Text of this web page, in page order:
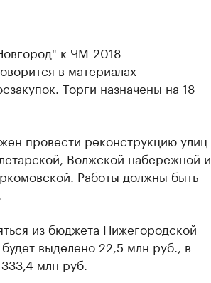
к ЧМ-2018
в материалах
Торги назначены на 18
провести реконструкцию улиц
Волжской набережной и
Работы должны быть
из бюджета Нижегородской
выделено 22,5 млн руб., в
млн руб.